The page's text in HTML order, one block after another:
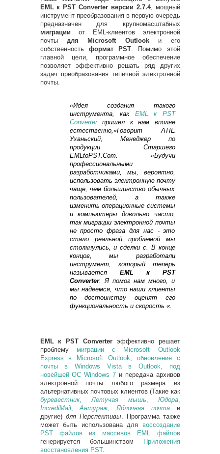
EML к PST Converter версии 2.7.4, мощный
инструмент преобразования в первую очередь
предназначен для крупномасштабных
миграции от EML-клиентов электронной
почты для Microsoft Outlook
и его
собственность формат PST . Помимо этой
главной цели, программное обеспечение
позволяет эффективно решать ряд других
задач преобразования типичной электронной
почты.
«Идея создания такого
инструмента, как EML к PST
Converterпришел к нам вполне
естественно,«Говорит ATIE
Уханьский, Менеджер по
продукции Старшего
EMLtoPST.Com. «Будучи
профессиональными
разработчиками, мы, вероятно,
использовать электронную почту
чаще, чем большинство обычных
пользователей, а также
изменить операционные системы
и компьютеры довольно часто,
так миграции электронной почты
не просто фраза для нас - это
стало реальной проблемой мы
столкнулись, и сделки с. В конце
концов, мы разработали
инструмент, который теперь
называется EML к PST
Converter. Я помог нам много, и
мы надеемся, что наши клиенты
по достоинству оценят его
функциональность и скорость «.
EML к PST Converterэффективно решает
проблему миграции с Microsoft Outlook
Express в Microsoft Outlook
обновление с
почты в Windows Vista в Outlook, под
новейшей ОС Windows 7 и передача архивов
электронной почты любого размера из
альтернативных почтовых клиентов (Такие как
буревестник, Летучая мышь Юдора,
IncrediMail,Антураж Яблочная почтаи
другие) для Перспективы. Программа также
может быть использована для воссоздание
PST файлов из массивов EML файлов
генерируется большинством Приложения
восстановления PST.